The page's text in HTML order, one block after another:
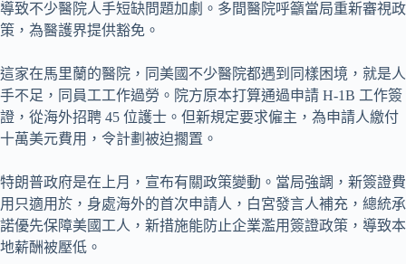
導致不少醫院人手短缺問題加劇。多間醫院呼籲當局重新審視政
策，為醫護界提供豁免。
這家在馬里蘭的醫院，同美國不少醫院都遇到同樣困境，就是人
手不足，同員工工作過勞。院方原本打算通過申請 H-1B 工作簽
證，從海外招聘 45 位護士。但新規定要求僱主，為申請人繳付
十萬美元費用，令計劃被迫擱置。
特朗普政府是在上月，宣布有關政策變動。當局強調，新簽證費
用只適用於，身處海外的首次申請人，白宮發言人補充，總統承
諾優先保障美國工人，新措施能防止企業濫用簽證政策，導致本
地薪酬被壓低。